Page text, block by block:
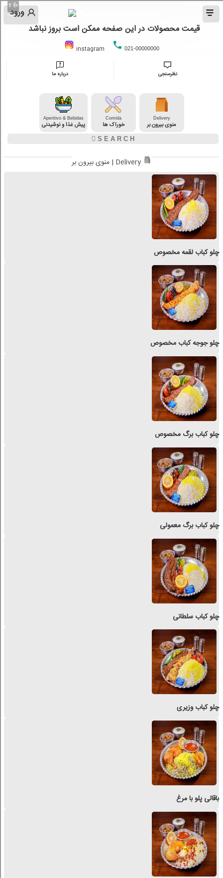
ورود
قیمت محصولات در این صفحه ممکن است بروز نباشد
instagram 021-00000000
درباره ما نظرسنجی
Delivery
منوی بیرون بر
Comida
خوراک ها
Aperitivo & Bebidas
پیش غذا و نوشیدنی
منوی بیرون بر | Delivery
چلو کباب لقمه مخصوص
چلو جوجه کباب مخصوص
👍
1
چلو کباب برگ مخصوص
چلو کباب برگ معمولی
چلو کباب سلطانی
👍
1
چلو کباب وزیری
باقالی پلو با مرغ
👍
1